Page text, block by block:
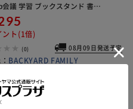
会議 学習 ブックスタンド 書見
読書スタンド iPad アイパッ
ットPC タブレット学習
ント(1倍)
(0) 08月09日発送予定
BACKYARD FAMILY
タブレット スタンド 卓上 通
ブルタップステーション L テー